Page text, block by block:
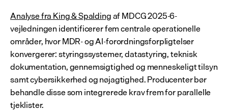
Analyse fra King & Spalding af MDCG 2025-6-
vejledningen identificerer fem centrale operationelle
områder, hvor MDR- og AI-forordningsforpligtelser
konvergerer: styringssystemer, datastyring, teknisk
dokumentation, gennemsigtighed og menneskeligt tilsyn
samt cybersikkerhed og nøjagtighed. Producenter bør
behandle disse som integrerede krav frem for parallelle
tjeklister.